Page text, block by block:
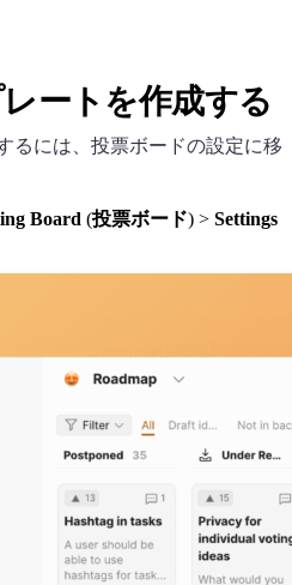
ートを作成する
るには、投票ボードの設定に移
Board (投票ボード) > Settings